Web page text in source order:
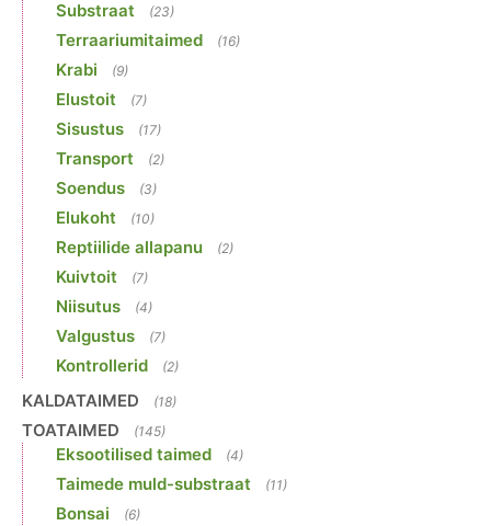
Substraat (23)
Terraariumitaimed (16)
Krabi (9)
Elustoit (7)
Sisustus (17)
Transport (2)
Soendus (3)
Elukoht (10)
Reptiilide allapanu (2)
Kuivtoit (7)
Niisutus (4)
Valgustus (7)
Kontrollerid (2)
KALDATAIMED (18)
TOATAIMED (145)
Eksootilised taimed (4)
Taimede muld-substraat (11)
Bonsai (6)